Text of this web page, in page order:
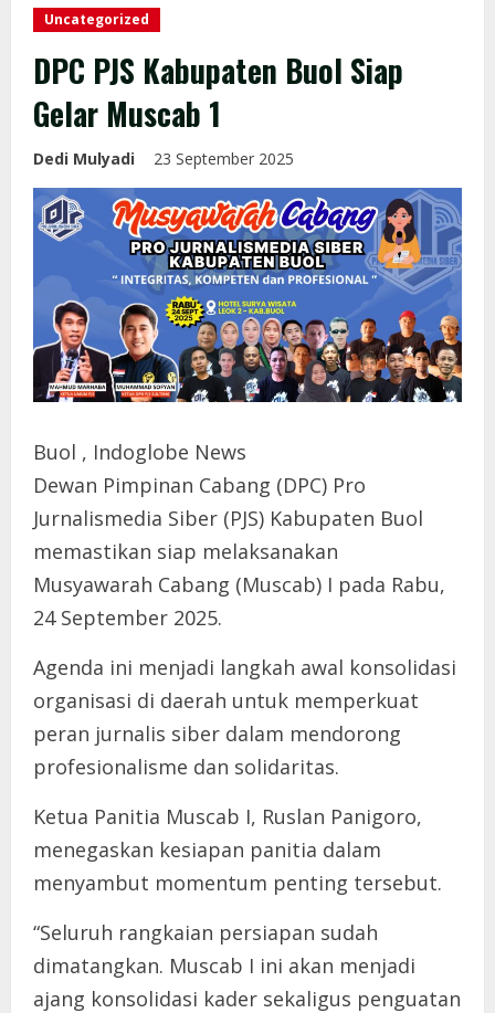
Uncategorized
DPC PJS Kabupaten Buol Siap
Gelar Muscab 1
Dedi Mulyadi 23 September 2025
Buol , Indoglobe News
Dewan Pimpinan Cabang (DPC) Pro
Jurnalismedia Siber (PJS) Kabupaten Buol
memastikan siap melaksanakan
Musyawarah Cabang (Muscab) I pada Rabu,
24 September 2025.
Agenda ini menjadi langkah awal konsolidasi
organisasi di daerah untuk memperkuat
peran jurnalis siber dalam mendorong
profesionalisme dan solidaritas.
Ketua Panitia Muscab I, Ruslan Panigoro,
menegaskan kesiapan panitia dalam
menyambut momentum penting tersebut.
“Seluruh rangkaian persiapan sudah
dimatangkan. Muscab I ini akan menjadi
ajang konsolidasi kader sekaligus penguatan